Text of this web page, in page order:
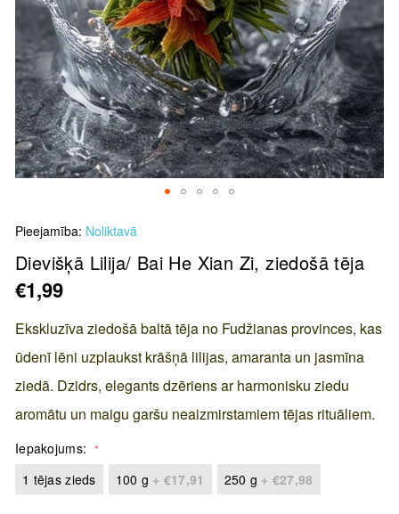
to
the
of
the
gallery
Pieejamība: Noliktavā
Dievišķā Lilija/ Bai He Xian Zi, ziedošā tēja
€1,99
Ekskluzīva ziedošā baltā tēja no Fudžianas provinces, kas
ūdenī lēni uzplaukst krāšņā lilijas, amaranta un jasmīna
ziedā. Dzidrs, elegants dzēriens ar harmonisku ziedu
aromātu un maigu garšu neaizmirstamiem tējas rituāliem.
Iepakojums
1 tējas zieds
100 g + €17,91 250 g + €27,98